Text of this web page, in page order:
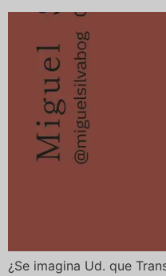
¿Se imagina Ud. que